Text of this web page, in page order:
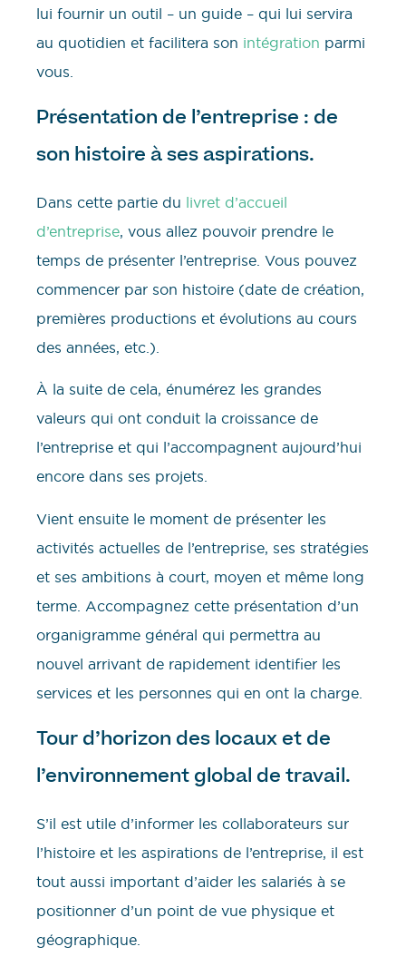
lui fournir un outil – un guide – qui lui servira
au quotidien et facilitera son intégration parmi
vous.
Présentation de l’entreprise : de
son histoire à ses aspirations.
Dans cette partie du livret d’accueil
d’entreprise, vous allez pouvoir prendre le
temps de présenter l’entreprise. Vous pouvez
commencer par son histoire (date de création,
premières productions et évolutions au cours
des années, etc.).
À la suite de cela, énumérez les grandes
valeurs qui ont conduit la croissance de
l’entreprise et qui l’accompagnent aujourd’hui
encore dans ses projets.
Vient ensuite le moment de présenter les
activités actuelles de l’entreprise, ses stratégies
et ses ambitions à court, moyen et même long
terme. Accompagnez cette présentation d’un
organigramme général qui permettra au
nouvel arrivant de rapidement identifier les
services et les personnes qui en ont la charge.
Tour d’horizon des locaux et de
l’environnement global de travail.
S’il est utile d’informer les collaborateurs sur
l’histoire et les aspirations de l’entreprise, il est
tout aussi important d’aider les salariés à se
positionner d’un point de vue physique et
géographique.